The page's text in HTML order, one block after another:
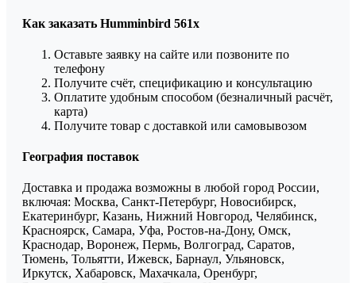
Как заказать Humminbird 561x
Оставьте заявку на сайте или позвоните по
телефону
Получите счёт, спецификацию и консультацию
Оплатите удобным способом (безналичный расчёт,
карта)
Получите товар с доставкой или самовывозом
География поставок
Доставка и продажа возможны в любой город России,
включая: Москва, Санкт-Петербург, Новосибирск,
Екатеринбург, Казань, Нижний Новгород, Челябинск,
Красноярск, Самара, Уфа, Ростов-на-Дону, Омск,
Краснодар, Воронеж, Пермь, Волгоград, Саратов,
Тюмень, Тольятти, Ижевск, Барнаул, Ульяновск,
Иркутск, Хабаровск, Махачкала, Оренбург,